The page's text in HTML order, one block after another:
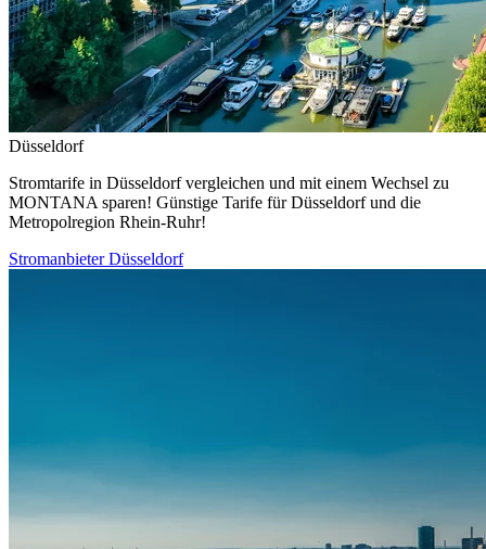
Düsseldorf
Stromtarife in Düsseldorf vergleichen und mit einem Wechsel zu
MONTANA sparen! Günstige Tarife für Düsseldorf und die
Metropolregion Rhein-Ruhr!
Stromanbieter Düsseldorf